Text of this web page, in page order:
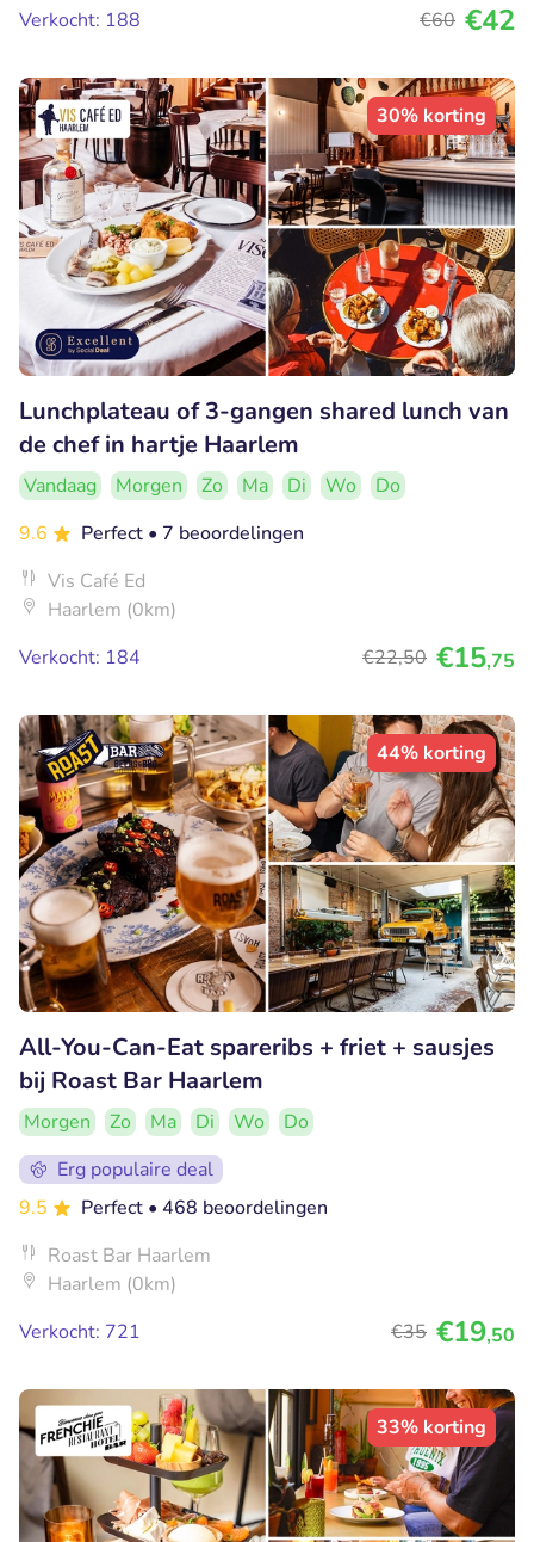
Verkocht: 188
€60 €42
30% korting
Lunchplateau of 3-gangen shared lunch van
de chef in hartje Haarlem
Vandaag Morgen Zo Ma Di Wo
Do
9.6
Perfect • 7 beoordelingen
Vis Café Ed
Haarlem (0km)
Verkocht: 184
€22,50 €15,75
44% korting
All-You-Can-Eat spareribs + friet + sausjes
bij Roast Bar Haarlem
Morgen Zo Ma Di Wo
Do
Erg populaire deal
9.5
Perfect • 468 beoordelingen
Roast Bar Haarlem
Haarlem (0km)
Verkocht: 721
€35 €19,50
33% korting